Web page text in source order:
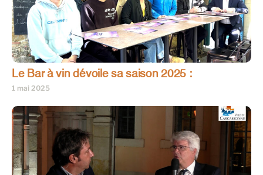
Le Bar à vin dévoile sa saison 2025 :
1 mai 2025